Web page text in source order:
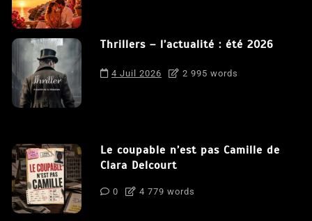
Thrillers – l’actualité : été 2026
4 Juil 2026 2 995 words
Le coupable n’est pas Camille de
Clara Delcourt
0 4 779 words